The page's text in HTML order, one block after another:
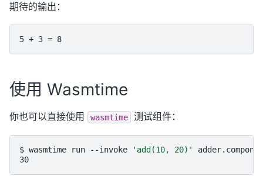
期待的输出：
使用 Wasmtime
你也可以直接使用 wasmtime 测试组件：
$ wasmtime run --invoke
'add(10, 20)'
30